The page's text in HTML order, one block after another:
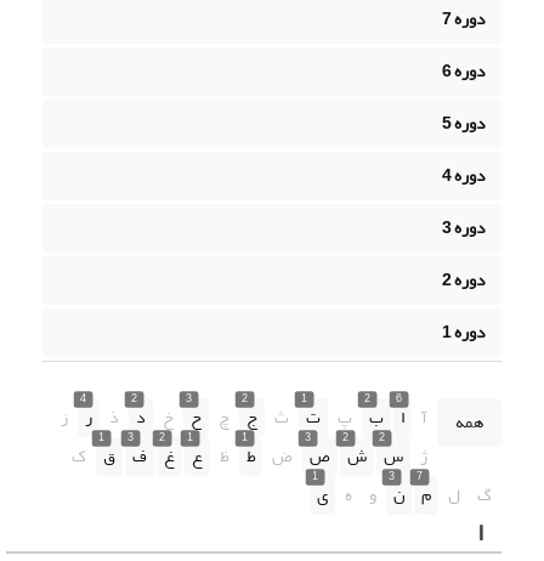
دوره 7
دوره 6
دوره 5
دوره 4
دوره 3
دوره 2
دوره 1
همه آ
6
ا
2
ب پ
1
ت ث
2
ج چ
3
ح خ
2
د ذ
4
ر ز
ژ
2
س
2
ش
3
ص ض
1
ط ظ
1
ع
2
غ
3
ف
1
ق ک
گ ل
7
م
3
ن و ه
1
ی
ا